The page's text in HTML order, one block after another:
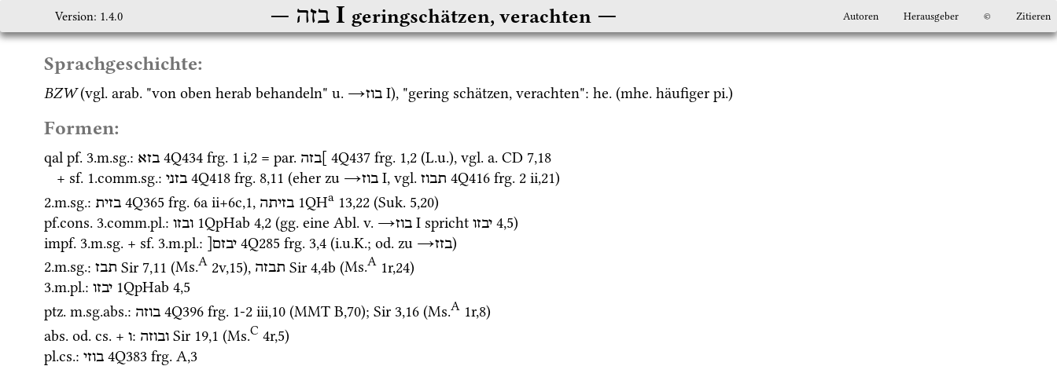
בזה‎ I geringschätzen, verachten
Version: 1.4.0 Autoren Herausgeber © Zitieren
Sprachgeschichte:
BZW (vgl. arab. "von oben herab behandeln" u. →בוז ‎ I), "gering schätzen, verachten": he. (mhe. häufiger pi.)
Formen:
qal pf. 3.m.sg.: בזא 4Q434 frg. 1 i,2 = par. ]בזה 4Q437 frg. 1,2 (L.u.), vgl. a. CD 7,18
+ sf. 1.comm.sg.: בזני 4Q418 frg. 8,11 (eher zu →בוז ‎ I, vgl. תבוז 4Q416 frg. 2 ii,21)
2.m.sg.: בזית 4Q365 frg. 6a ii+6c,1, בזיתה 1QHa 13,22 (Suk. 5,20)
pf.cons. 3.comm.pl.: ובזו 1QpHab 4,2 (gg. eine Abl. v. →בוז ‎ I spricht יבזו 4,5)
impf. 3.m.sg. + sf. 3.m.pl.: יבזם[ 4Q285 frg. 3,4 (i.u.K.; od. zu →בזז)
2.m.sg.: תבז Sir 7,11 (Ms.A 2v,15), תבזה Sir 4,4b (Ms.A 1r,24)
3.m.pl.: יבזו 1QpHab 4,5
ptz. m.sg.abs.: בוזה 4Q396 frg. 1-2 iii,10 (MMT B,70); Sir 3,16 (Ms.A 1r,8)
abs. od. cs. + ו: ובוזה Sir 19,1 (Ms.C 4r,5)
pl.cs.: בוזי 4Q383 frg. A,3